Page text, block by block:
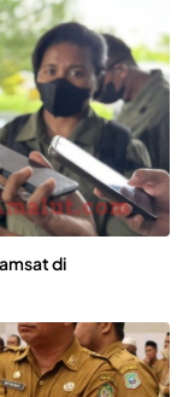
di